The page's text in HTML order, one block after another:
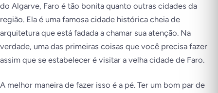
do Algarve, Faro é tão bonita quanto outras cidades da
região. Ela é uma famosa cidade histórica cheia de
arquitetura que está fadada a chamar sua atenção. Na
verdade, uma das primeiras coisas que você precisa fazer
assim que se estabelecer é visitar a velha cidade de Faro.
A melhor maneira de fazer isso é a pé. Ter um bom par de